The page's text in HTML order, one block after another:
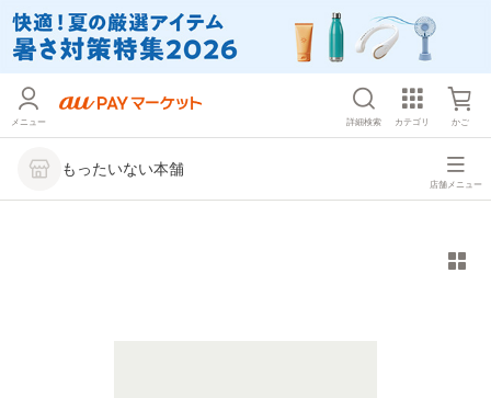
メニュー 詳細検索 カテゴリ かご
もったいない本舗
店舗メニュー